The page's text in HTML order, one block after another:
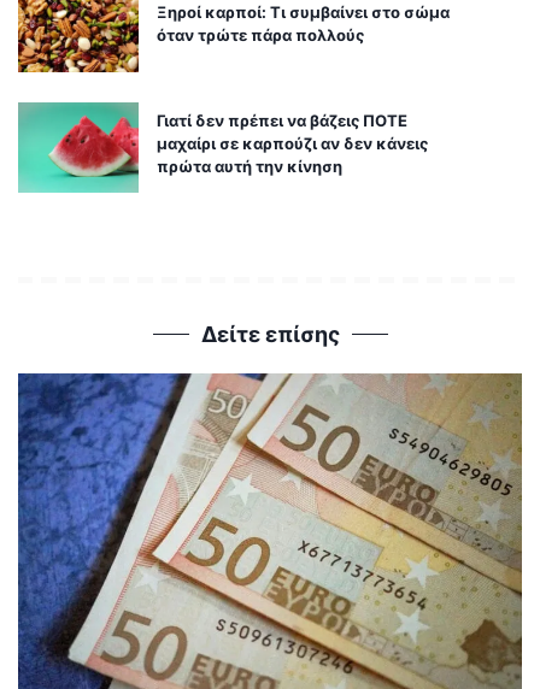
Ξηροί καρποί: Τι συμβαίνει στο σώμα
όταν τρώτε πάρα πολλούς
Γιατί δεν πρέπει να βάζεις ΠΟΤΕ
μαχαίρι σε καρπούζι αν δεν κάνεις
πρώτα αυτή την κίνηση
Δείτε επίσης